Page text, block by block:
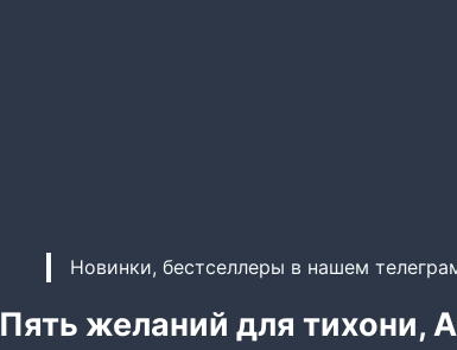
Новинки, бестселлеры в нашем
Пять желаний для тихони,